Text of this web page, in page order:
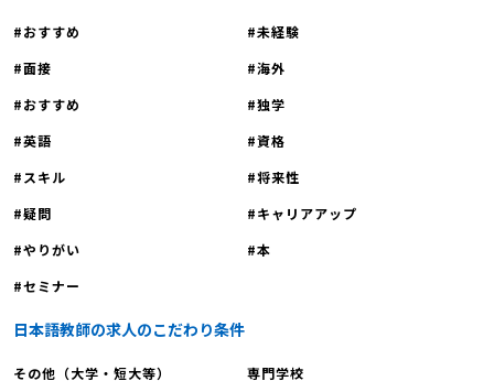
に基づいて行われますが、指導方法に
ついては教師の裁量が認められていま
ように解釈し、どのようなアプローチ
で生徒に教えるかは、各教師の創意工
業が展開されています。 日本語教師
と国語教師の違いとは｜教える対象や
語教師は、どちらも「日本語」を教え
る職業ですが、その役割と求められる
える対象が異なります。国語教師は日
おすすめ
未経験
面接
海外
おすすめ
独学
英語
資格
スキル
将来性
疑問
キャリアアップ
やりがい
本
セミナー
日本語教師の求人のこだわり条件
その他（大学・短大等）
専門学校